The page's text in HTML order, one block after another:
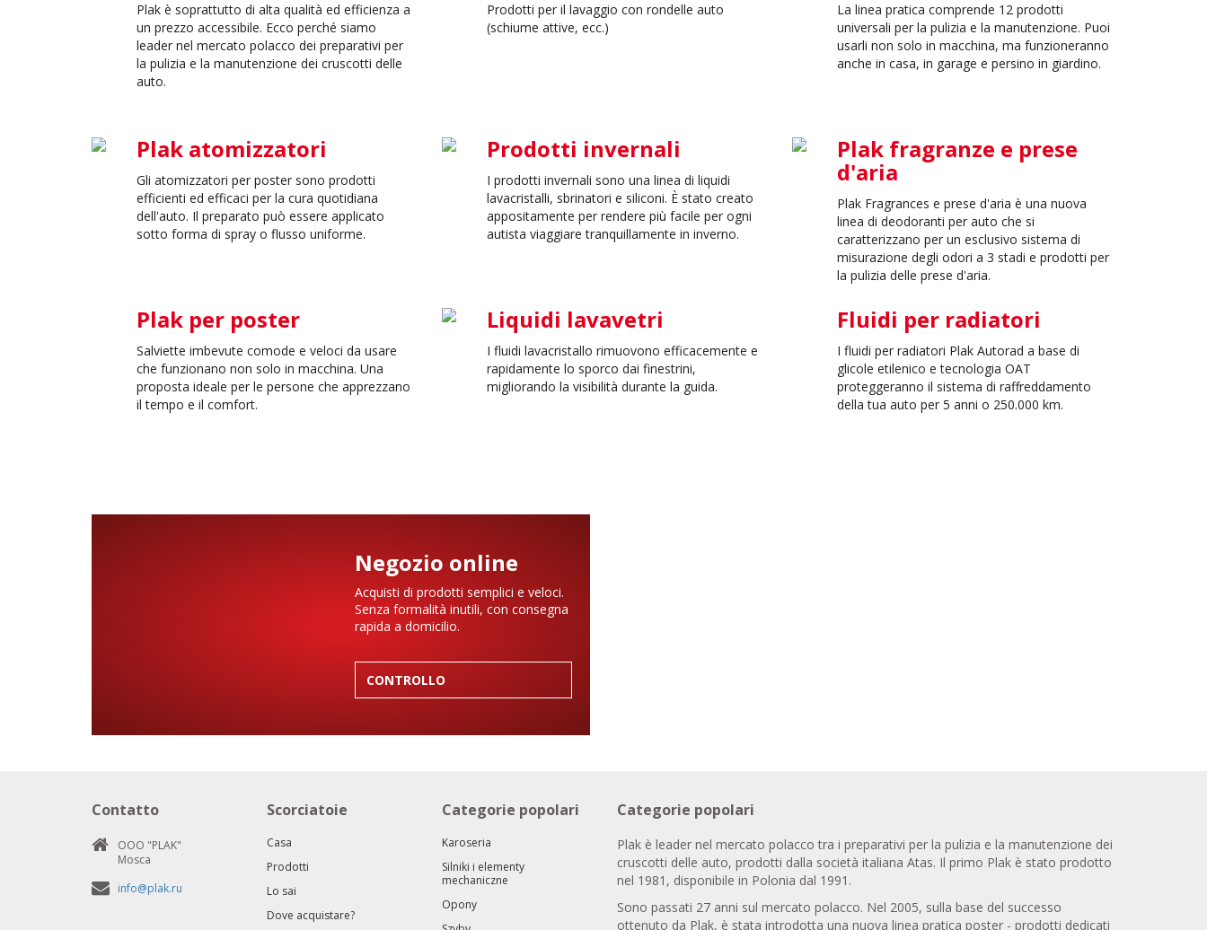
Plak è soprattutto di alta qualità ed efficienza a
un prezzo accessibile. Ecco perché siamo
leader nel mercato polacco dei preparativi per
la pulizia e la manutenzione dei cruscotti delle
auto.
Prodotti per il lavaggio con rondelle auto
(schiume attive, ecc.)
La linea pratica comprende 12 prodotti
universali per la pulizia e la manutenzione. Puoi
usarli non solo in macchina, ma funzioneranno
anche in casa, in garage e persino in giardino.
Plak atomizzatori
Gli atomizzatori per poster sono prodotti
efficienti ed efficaci per la cura quotidiana
dell'auto. Il preparato può essere applicato
sotto forma di spray o flusso uniforme.
Prodotti invernali
I prodotti invernali sono una linea di liquidi
lavacristalli, sbrinatori e siliconi. È stato creato
appositamente per rendere più facile per ogni
autista viaggiare tranquillamente in inverno.
Plak fragranze e prese
d'aria
Plak Fragrances e prese d'aria è una nuova
linea di deodoranti per auto che si
caratterizzano per un esclusivo sistema di
misurazione degli odori a 3 stadi e prodotti per
la pulizia delle prese d'aria.
Plak per poster
Salviette imbevute comode e veloci da usare
che funzionano non solo in macchina. Una
proposta ideale per le persone che apprezzano
il tempo e il comfort.
Liquidi lavavetri
I fluidi lavacristallo rimuovono efficacemente e
rapidamente lo sporco dai finestrini,
migliorando la visibilità durante la guida.
Fluidi per radiatori
I fluidi per radiatori Plak Autorad a base di
glicole etilenico e tecnologia OAT
proteggeranno il sistema di raffreddamento
della tua auto per 5 anni o 250.000 km.
Negozio online
Acquisti di prodotti semplici e veloci.
Senza formalità inutili, con consegna
rapida a domicilio.
CONTROLLO
Contatto
ООО "PLAK"
Mosca
info@plak.ru
Scorciatoie
Casa
Prodotti
Lo sai
Dove acquistare?
Categorie popolari
Karoseria
Silniki i elementy
mechaniczne
Opony
Categorie popolari
Plak è leader nel mercato polacco tra i preparativi per la pulizia e la manutenzione dei
cruscotti delle auto, prodotti dalla società italiana Atas. Il primo Plak è stato prodotto
nel 1981, disponibile in Polonia dal 1991.
Sono passati 27 anni sul mercato polacco. Nel 2005, sulla base del successo
ottenuto da Plak, è stata introdotta una nuova linea pratica poster - prodotti dedicati